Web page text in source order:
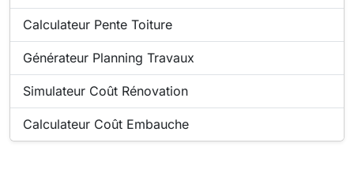
Outil populaire en ligne :
Calculateur Pente Toiture
Outil populaire en ligne :
Générateur Planning Travaux
Outil populaire en ligne :
Simulateur Coût Rénovation
Outil populaire en ligne :
Calculateur Coût Embauche